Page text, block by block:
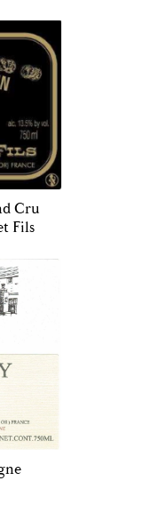
Cru
Fils